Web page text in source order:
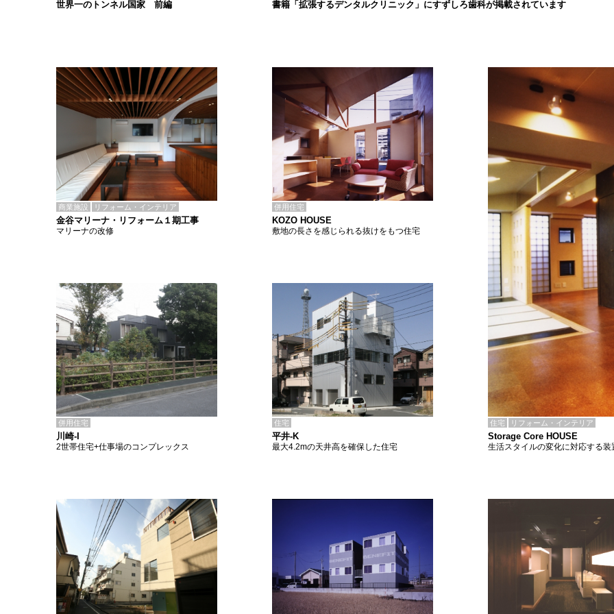
書籍「拡張するデンタルクリニック」にすずしろ歯科が掲載されています
世界一のトンネル国家 前編
商業施設 リフォーム・インテリア
金谷マリーナ・リフォーム１期工事
マリーナの改修
併用住宅
KOZO HOUSE
敷地の長さを感じられる抜けをもつ住宅
併用住宅
川崎-I
2世帯住宅+仕事場のコンプレックス
住宅
平井-K
最大4.2mの天井高を確保した住宅
住宅 リフォーム・インテリア
Storage Core HOUSE
生活スタイルの変化に対応する装